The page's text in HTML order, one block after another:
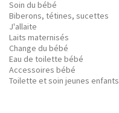
Soin du bébé
Biberons, tétines, sucettes
J'allaite
Laits maternisés
Change du bébé
Eau de toilette bébé
Accessoires bébé
Toilette et soin jeunes enfants